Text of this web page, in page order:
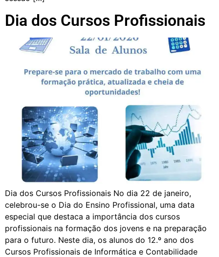
Dia dos Cursos Profissionais
Dia dos Cursos Profissionais No dia 22 de janeiro,
celebrou-se o Dia do Ensino Profissional, uma data
especial que destaca a importância dos cursos
profissionais na formação dos jovens e na preparação
para o futuro. Neste dia, os alunos do 12.º ano dos
Cursos Profissionais de Informática e Contabilidade